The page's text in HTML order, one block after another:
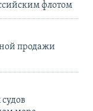
флотом
продажи